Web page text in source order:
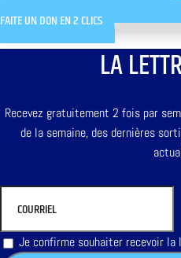
FAITE UN DON EN 2 CLICS
LA
Recevez gratuitement 2 fois par
de la semaine, des dernières
Je confirme souhaiter recevoir